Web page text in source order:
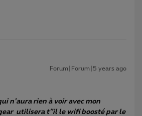
Forum|Forum|5 years ago
n’aura rien à voir avec mon
utilisera t”il le wifi boosté par le